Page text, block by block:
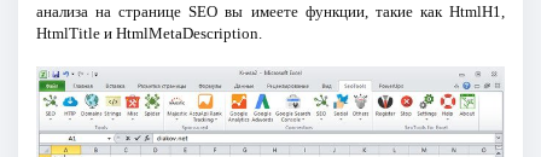
анализа на странице SEO вы имеете функции, такие как HtmlH1,
HtmlTitle и HtmlMetaDescription.